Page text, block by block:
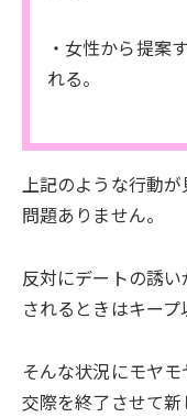
・女性から提案
れる。
上記のような行動が
問題ありません。
反対にデートの誘
されるときはキープ
そんな状況にモヤ
交際を終了させて新